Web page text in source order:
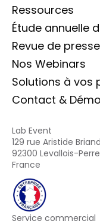
Ressources
Étude annuelle
Revue de presse
Nos Webinars
Solutions à vos
Contact & Démo
Lab Event
129 rue Aristide Briand
92300 Levallois-
France
Service commercial